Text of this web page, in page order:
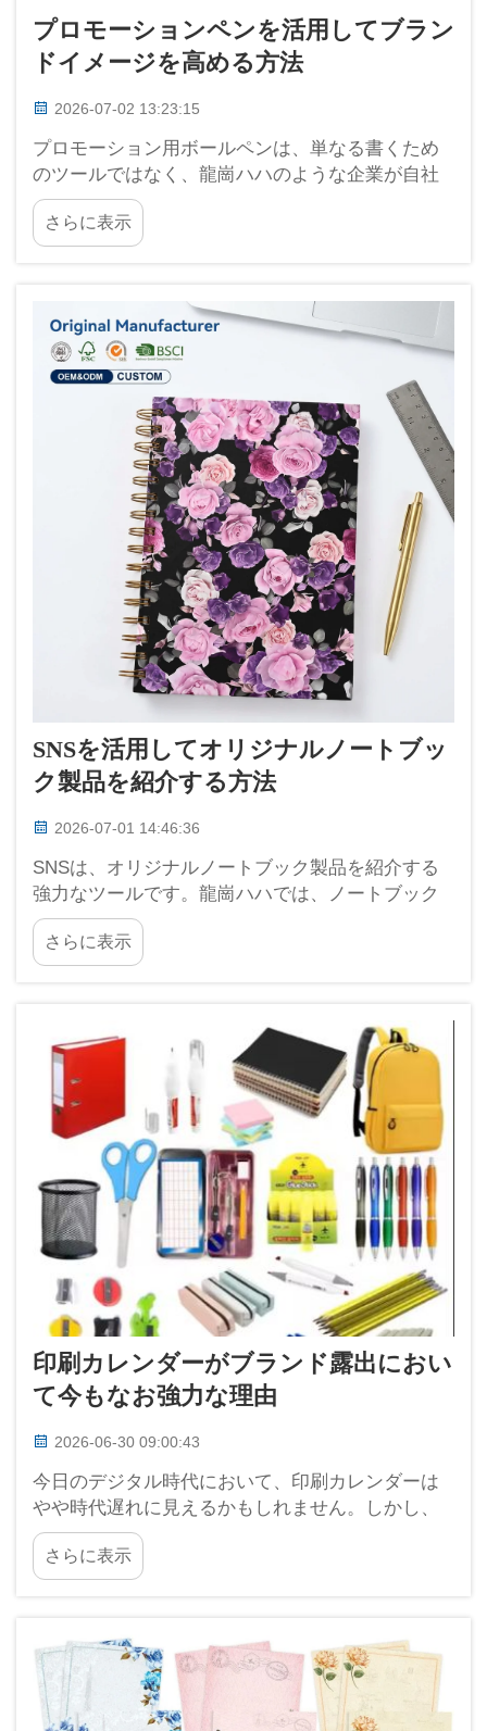
プロモーションペンを活用してブラン
ドイメージを高める方法
2026-07-02 13:23:15
プロモーション用ボールペンは、単なる書くため
のツールではなく、龍崗ハハのような企業が自社
のブランドをアピールする賢い手段です。ロゴ入
りのペンを配布すれば、人々はすぐにその存在に
気づきます。シンプルながらも非常に効果的で、
さらに表示
SNSを活用してオリジナルノートブッ
ク製品を紹介する方法
2026-07-01 14:46:36
SNSは、オリジナルノートブック製品を紹介する
強力なツールです。龍崗ハハでは、ノートブック
は単なる紙が綴じられたものではなく、個性を反
映させ、特別なものにできると理解しています。
SNSを上手に活用すれば、多くの人々に製品を届
さらに表示
印刷カレンダーがブランド露出におい
て今もなお強力な理由
2026-06-30 09:00:43
今日のデジタル時代において、印刷カレンダーは
やや時代遅れに見えるかもしれません。しかし、
企業にとって、特にブランド露出の観点から見れ
ば、依然として非常に重要です。龍崗ハハ社は、
印刷カレンダーが単なる日付を記録するツール以
強力な…
さらに表示